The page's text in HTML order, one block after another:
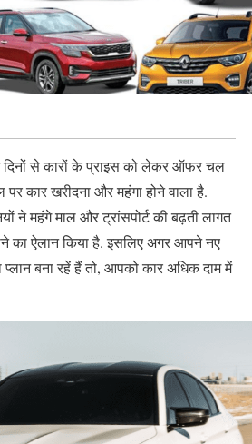
से कारों के प्राइस को लेकर ऑफर चल
कार खरीदना और महंगा होने वाला है.
ने महंगे माल और ट्रांसपोर्ट की बढ़ती लागत
का ऐलान किया है. इसलिए अगर आपने नए
बना रहें हैं तो, आपको कार अधिक दाम में